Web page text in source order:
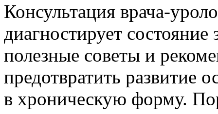
Консультация врача-
диагностирует состояние
полезные советы и
предотвратить развитие
в хроническую форму.